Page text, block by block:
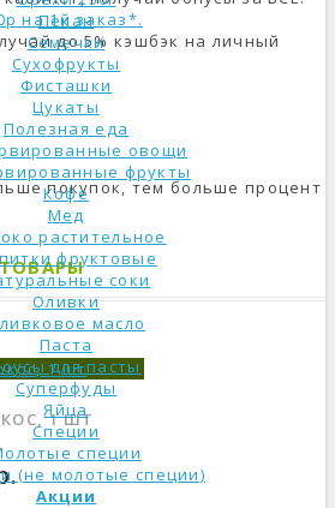
Пекан
Семечки
Сухофрукты
Фисташки
Цукаты
Полезная еда
овощи
фрукты
Кофе
Мед
растительное
фруктовые
соки
Оливки
масло
Паста
для пасты
Суперфуды
Яйца
Специи
специи
(не молотые специи)
Акции
на 1й заказ*.
до 5% кэшбэк на личный
покупок, тем больше процент
1 ШТ